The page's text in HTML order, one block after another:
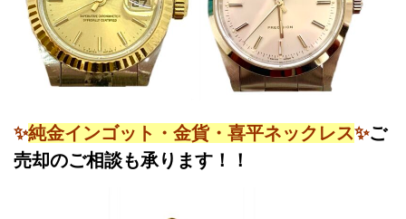
✨純金インゴット・金貨・喜平ネックレス✨ご
売却のご相談も承ります！！